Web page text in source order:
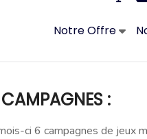
Notre Offre
:
ci 6 campagnes de jeux